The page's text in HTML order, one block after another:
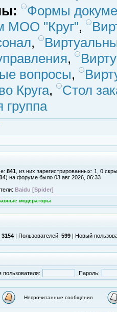
Формы
МОО "Круг",
,
,
вопросы,
Круга,
Стол
группа
841 , из них зарегистрированных: 1, 0
) на форуме было 03 авг 2026, 06:33
Baidu [Spider]
модераторы
3154 | Пользователей: 599 | Новый
пользователя: Пароль:
Непрочитанные сообщения